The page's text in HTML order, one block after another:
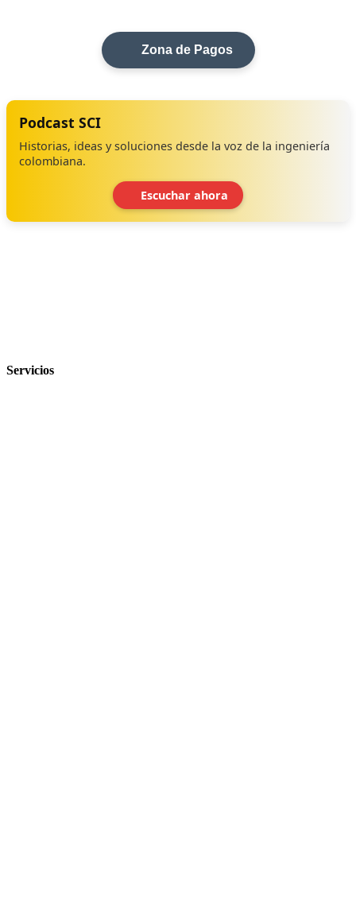
Zona de Pagos
Podcast SCI
Historias, ideas y soluciones desde la voz de la ingeniería
colombiana.
Escuchar ahora
Servicios